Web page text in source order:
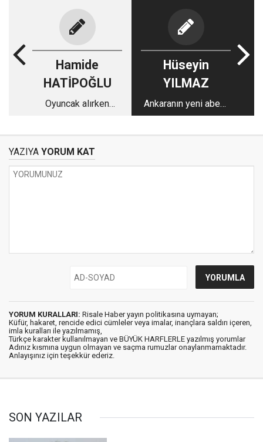
Hamide
HATİPOĞLU
Oyuncak alırken
Hüseyin
YILMAZ
Ankaranın yeni abesi
Gül, Kürdistan dedi
YAZIYA YORUM KAT
YORUM KURALLARI: Risale Haber yayın politikasına uymayan;
Küfür, hakaret, rencide edici cümleler veya imalar, inançlara saldırı içeren,
imla kuralları ile yazılmamış,
Türkçe karakter kullanılmayan ve BÜYÜK HARFLERLE yazılmış yorumlar
Adınız kısmına uygun olmayan ve saçma rumuzlar onaylanmamaktadır.
Anlayışınız için teşekkür ederiz.
SON YAZILAR